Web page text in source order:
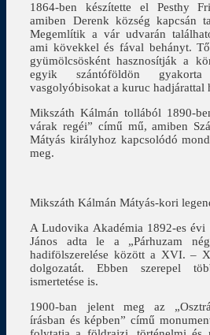
1864-ben készítette el Pesthy
amiben Derenk község kapcsán
Megemlítik a vár udvarán
ami kövekkel és fával behányt.
gyümölcsösként hasznosítják a
egyik szántóföldön
vasgolyóbisokat a kuruc hadjárattal
Mikszáth Kálmán tollából 1890-
várak regéi” című mű, amiben
Mátyás királyhoz kapcsolódó
meg.
Mikszáth Kálmán Mátyás-kori
A Ludovika Akadémia 1892-es évi
János adta le a „Párhuzam
hadifölszerelése között a XVI. –
dolgozatát. Ebben szerepel
ismertetése is.
1900-ban jelent meg az
írásban és képben” című